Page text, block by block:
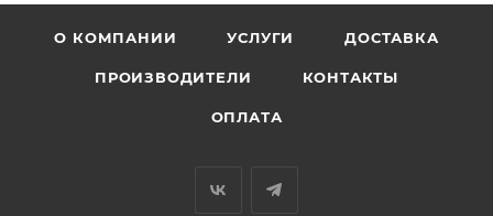
О КОМПАНИИ УСЛУГИ ДОСТАВКА
ПРОИЗВОДИТЕЛИ КОНТАКТЫ
ОПЛАТА